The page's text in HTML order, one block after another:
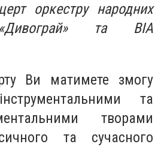
оркестру народних
«Дивограй» та ВІА
Ви матимете змогу
та
творами
та сучасного